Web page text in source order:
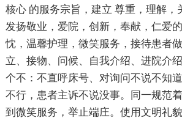
核心 的服务宗旨，建立 尊重，理解，
发扬敬业，爱院，创新，奉献，仁爱
忱，温馨护理，微笑服务，接待患者
立、接物、问候、自我介绍、进院介
个不：不直呼床号、对询问不说不知
不行，患者主诉不说没事。同一规范
到微笑服务，举止端庄。使用文明礼